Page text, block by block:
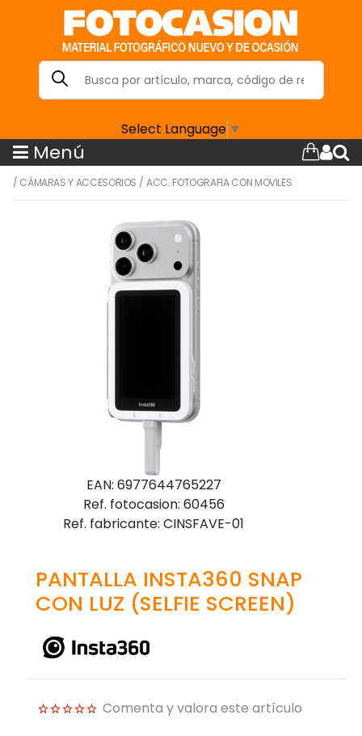
Select Language ▼
Menú
/ CÁMARAS Y ACCESORIOS /ACC. FOTOGRAFIA CON MOVILES
EAN: 6977644765227
Ref. fotocasion: 60456
Ref. fabricante: CINSFAVE-01
PANTALLA INSTA360 SNAP
CON LUZ (SELFIE SCREEN)
Comenta y valora este artículo